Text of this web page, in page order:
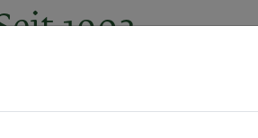
1902.